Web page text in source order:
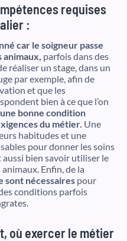
requises
:
car le soigneur passe
animaux, parfois dans des
réaliser un stage, dans un
par exemple, afin de
et que les
bien à ce que l’on
bonne condition
du métier. Une
habitudes et une
pour donner les soins
aussi bien savoir utiliser le
Enfin, de la
sont nécessaires pour
conditions parfois
où exercer le métier